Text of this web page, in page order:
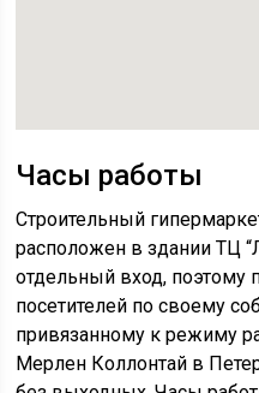
Часы работы
Строительный
расположен в здании ТЦ
отдельный вход, поэтому
посетителей по своему
привязанному к режиму
Мерлен Коллонтай в